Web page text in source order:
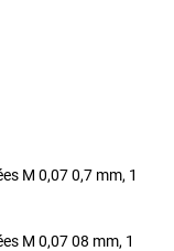
M 0,07 0,7 mm, 1
M 0,07 08 mm, 1